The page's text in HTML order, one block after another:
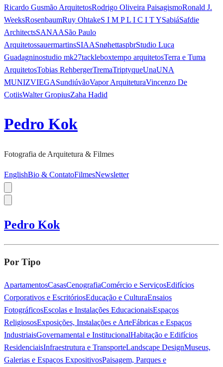
Ricardo Gusmão ArquitetosRodrigo Oliveira PaisagismoRonald J.
WeeksRosenbaumRuy OhtakeS I M P L I C I T YSabiáSafdie
ArchitectsSANAASão Paulo
ArquitetossauermartinsSIAASnøhettaspbrStudio Luca
Guadagninostudio mk27tackleboxtempo arquitetosTerra e Tuma
ArquitetosTobias RehbergerTremaTriptyqueUnaUNA
MUNIZVIEGASundiúvãoVapor ArquiteturaVincenzo De
CotiisWalter GropiusZaha Hadid
Pedro Kok
Fotografia de Arquitetura & Filmes
EnglishBio & ContatoFilmesNewsletter
Pedro Kok
Por Tipo
ApartamentosCasasCenografiaComércio e ServiçosEdifícios
Corporativos e EscritóriosEducação e CulturaEnsaios
FotográficosEscolas e Instalações EducacionaisEspaços
ReligiososExposições, Instalações e ArteFábricas e Espaços
IndustriaisGovernamental e InstitucionalHabitação e Edifícios
ResidenciaisInfraestrutura e TransporteLandscape DesignMuseus,
Galerias e Espaços ExpositivosPaisagem, Parques e